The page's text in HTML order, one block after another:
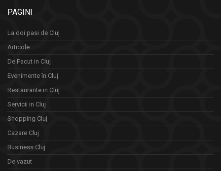
PAGINI
La doi pasi de Cluj
Articole
De Facut in Cluj
Evenimente în Cluj
Restaurante in Cluj
Servicii in Cluj
Shopping Cluj
Cazare Cluj
Business Cluj
De vazut